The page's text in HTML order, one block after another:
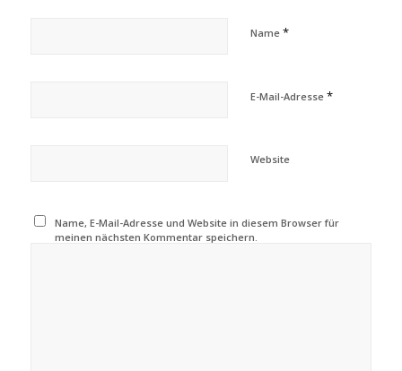
Name *
E-Mail-Adresse *
Website
Name, E-Mail-Adresse und Website in diesem Browser für
meinen nächsten Kommentar speichern.